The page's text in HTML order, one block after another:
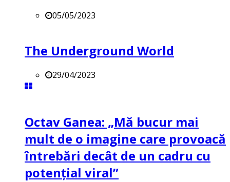
05/05/2023
The Underground World
29/04/2023
Octav Ganea: „Mă bucur mai
mult de o imagine care provoacă
întrebări decât de un cadru cu
potenţial viral”